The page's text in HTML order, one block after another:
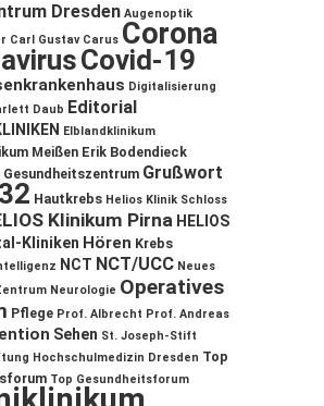
Dresden Augenoptik
Carl Gustav Carus Corona
Covid-19
Digitalisierung
Daub Editorial
Elblandklinikum
Meißen Erik Bodendieck
Gesundheitszentrum Grußwort
Hautkrebs Helios Klinik Schloss
Klinikum Pirna HELIOS
Kliniken Hören Krebs
NCT NCT/UCC Neues
Neurologie Operatives
Pflege Prof. Albrecht Prof. Andreas
Sehen St. Joseph-Stift
Hochschulmedizin Dresden Top
Top Gesundheitsforum